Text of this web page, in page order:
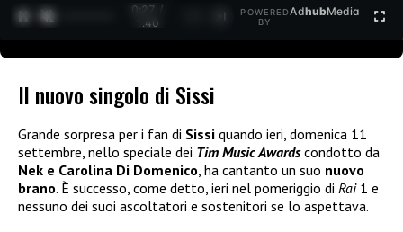
0:27 /
1:40
POWERED
BY
AdhubMedia
Il nuovo singolo di Sissi
Grande sorpresa per i fan di Sissi quando ieri, domenica 11
settembre, nello speciale dei Tim Music Awardscondotto da
Nek e Carolina Di Domenico, ha cantanto un suo nuovo
brano. È successo, come detto, ieri nel pomeriggio di Rai 1 e
nessuno dei suoi ascoltatori e sostenitori se lo aspettava.